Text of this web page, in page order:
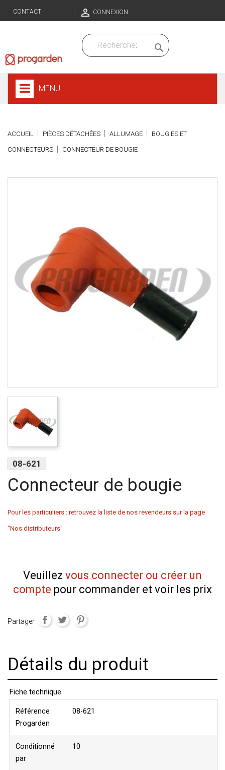
CONTACT  CONNEXION

MENU
ACCUEIL PIÈCES DÉTACHÉES ALLUMAGE BOUGIES ET
CONNECTEURS CONNECTEUR DE BOUGIE
08-621
Connecteur de bougie
Pour les particuliers : retrouvez la liste de nos revendeurs sur la page
"Nos distributeurs"
Veuillez vous connecter ou créer un
compte pour commander et voir les prix
Partager
Détails du produit
Fiche technique
Référence
Progarden
08-621
Conditionné
par
10